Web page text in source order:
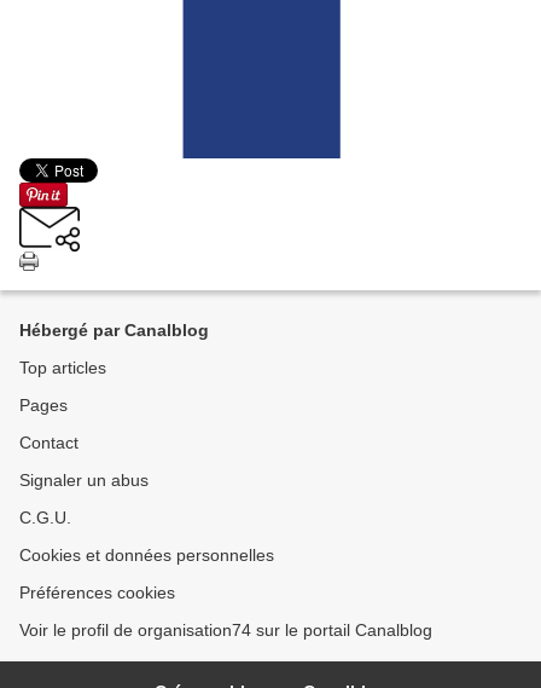
Hébergé par Canalblog
Top articles
Pages
Contact
Signaler un abus
C.G.U.
Cookies et données personnelles
Préférences cookies
Voir le profil de organisation74 sur le portail Canalblog